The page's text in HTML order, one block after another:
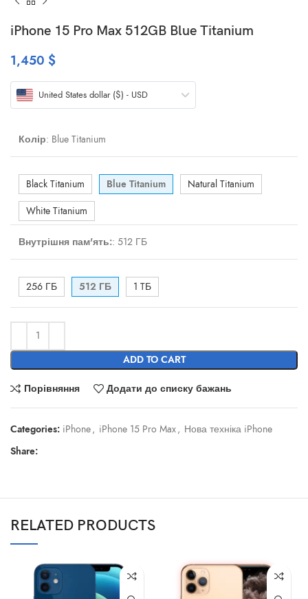
iPhone 15 Pro Max 512GB Blue Titanium
1,450 $
United States dollar ($) - USD
Колір: Blue Titanium
Black Titanium Blue Titanium Natural Titanium
White Titanium
Внутрішня пам'ять:: 512 ГБ
256 ГБ 512 ГБ 1 TБ
ADD TO CART
Порівняння Додати до списку бажань
Categories: iPhone, iPhone 15 Pro Max, Нова техніка iPhone
Share:
RELATED PRODUCTS